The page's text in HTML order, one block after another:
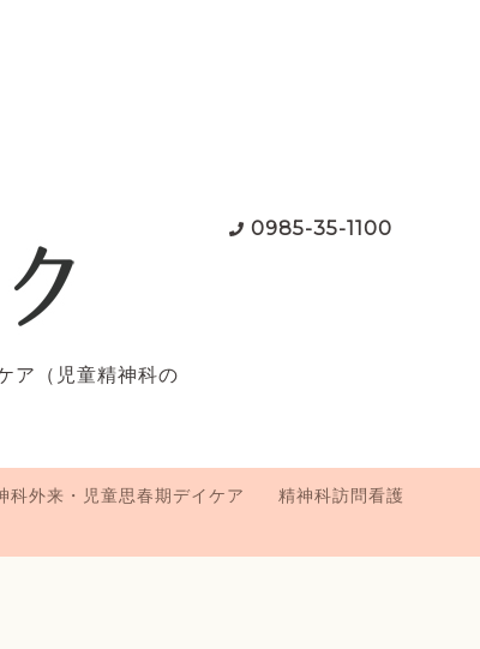
ア（児童精神科の
0985-35-1100
科外来・児童思春期デイケア
精神科訪問看護